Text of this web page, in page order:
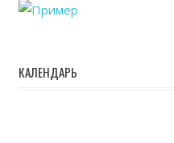
КАЛЕНДАРЬ